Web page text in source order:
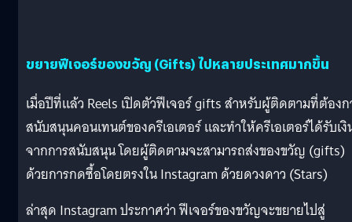
ขยายฟีเจอร์ของขวัญ (Gifts) ไปหลายประเทศมากขึ้น
เมื่อปีที่แล้ว Reels เปิดตัวฟีเจอร์ gifts สำหรับผู้ติดตามที่ต้องก
สนับสนุนคอนเทนต์ของครีเอเตอร์ และทำให้ครีเอเตอร์ได้รับเ
จากการสนับสนุน โดยผู้ติดตามจะสามารถส่งของขวัญ (gifts)
ด้วยการกดซื้อโดยตรงใน Instagram ด้วยดวงดาว (Stars)
ล่าสุด Instagram ประกาศว่า ฟีเจอร์ของขวัญจะขยายไปสู่